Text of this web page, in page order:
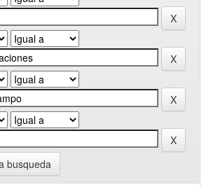
busqueda